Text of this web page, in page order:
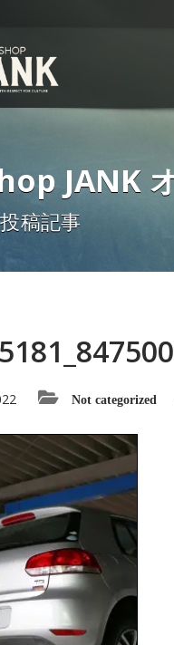
JANK
稿記事
Not categorized